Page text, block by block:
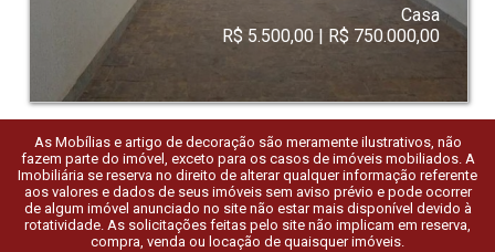
Casa
R$ 5.500,00 | R$ 750.000,00
As Mobílias e artigo de decoração são meramente ilustrativos, não
fazem parte do imóvel, exceto para os casos de imóveis mobiliados. A
Imobiliária se reserva no direito de alterar qualquer informação referente
aos valores e dados de seus imóveis sem aviso prévio e pode ocorrer
de algum imóvel anunciado no site não estar mais disponível devido à
rotatividade. As solicitações feitas pelo site não implicam em reserva,
compra, venda ou locação de quaisquer imóveis.